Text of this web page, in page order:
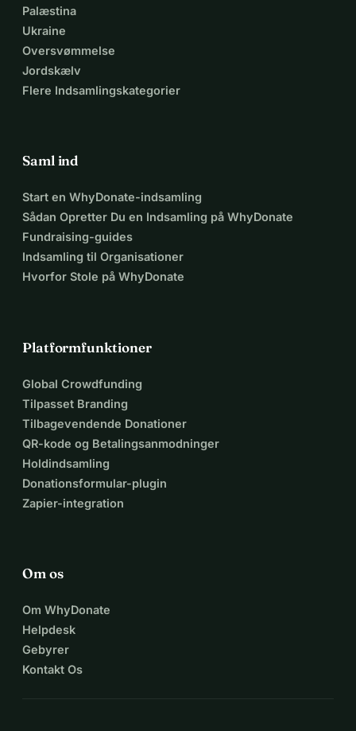
Palæstina
Ukraine
Oversvømmelse
Jordskælv
Flere Indsamlingskategorier
Saml ind
Start en WhyDonate-indsamling
Sådan Opretter Du en Indsamling på WhyDonate
Fundraising-guides
Indsamling til Organisationer
Hvorfor Stole på WhyDonate
Platformfunktioner
Global Crowdfunding
Tilpasset Branding
Tilbagevendende Donationer
QR-kode og Betalingsanmodninger
Holdindsamling
Donationsformular-plugin
Zapier-integration
Om os
Om WhyDonate
Helpdesk
Gebyrer
Kontakt Os